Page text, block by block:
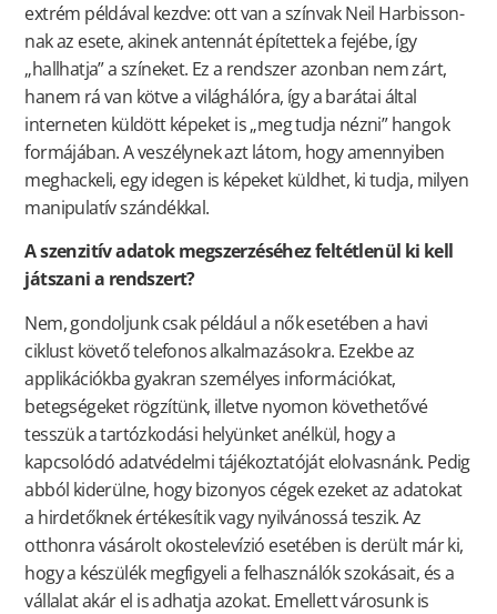
extrém példával kezdve: ott van a színvak Neil Harbisson-
nak az esete, akinek antennát építettek a fejébe, így
„hallhatja” a színeket. Ez a rendszer azonban nem zárt,
hanem rá van kötve a világhálóra, így a barátai által
interneten küldött képeket is „meg tudja nézni” hangok
formájában. A veszélynek azt látom, hogy amennyiben
meghackeli, egy idegen is képeket küldhet, ki tudja, milyen
manipulatív szándékkal.
A szenzitív adatok megszerzéséhez feltétlenül ki kell
játszani a rendszert?
Nem, gondoljunk csak például a nők esetében a havi
ciklust követő telefonos alkalmazásokra. Ezekbe az
applikációkba gyakran személyes információkat,
betegségeket rögzítünk, illetve nyomon követhetővé
tesszük a tartózkodási helyünket anélkül, hogy a
kapcsolódó adatvédelmi tájékoztatóját elolvasnánk. Pedig
abból kiderülne, hogy bizonyos cégek ezeket az adatokat
a hirdetőknek értékesítik vagy nyilvánossá teszik. Az
otthonra vásárolt okostelevízió esetében is derült már ki,
hogy a készülék megfigyeli a felhasználók szokásait, és a
vállalat akár el is adhatja azokat. Emellett városunk is